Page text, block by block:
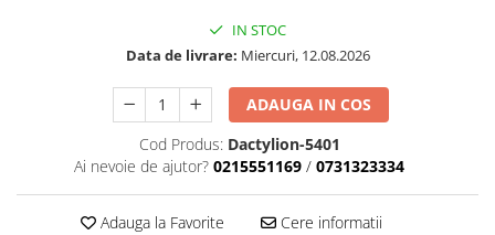
IN STOC
Data de livrare: Miercuri, 12.08.2026
ADAUGA IN COS
Cod Produs: Dactylion-5401
Ai nevoie de ajutor? 0215551169 / 0731323334
Adauga la Favorite Cere informatii